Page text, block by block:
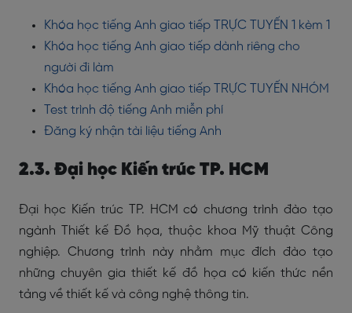
Khóa học tiếng Anh giao tiếp TRỰC TUYẾN 1 kèm 1
Khóa học tiếng Anh giao tiếp dành riêng cho
người đi làm
Khóa học tiếng Anh giao tiếp TRỰC TUYẾN NHÓM
Test trình độ tiếng Anh miễn phí
Đăng ký nhận tài liệu tiếng Anh
2.3. Đại học Kiến trúc TP. HCM
Đại học Kiến trúc TP. HCM có chương trình đào tạo
ngành Thiết kế Đồ họa, thuộc khoa Mỹ thuật Công
nghiệp. Chương trình này nhằm mục đích đào tạo
những chuyên gia thiết kế đồ họa có kiến thức nền
tảng về thiết kế và công nghệ thông tin.